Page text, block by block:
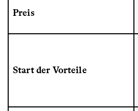
Preis
Start der Vorteile